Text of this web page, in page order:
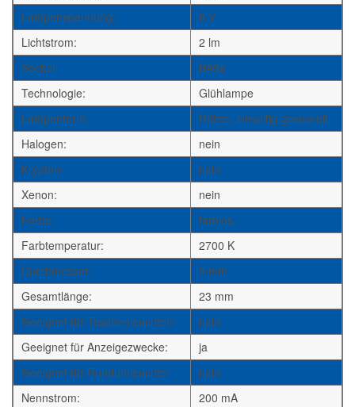
Lampenspannung:
6 V
Lichtstrom:
2 lm
Sockel:
BA9s
Technologie:
Glühlampe
Lampenform:
Röhre, einseitig gesockelt
Halogen:
nein
Krypton:
nein
Xenon:
nein
Farbe:
farblos
Farbtemperatur:
2700 K
Durchmesser:
9 mm
Gesamtlänge:
23 mm
Geeignet für Taschenleuchten:
nein
Geeignet für Anzeigezwecke:
ja
Geeignet für Rundumleuchte:
nein
Nennstrom:
200 mA